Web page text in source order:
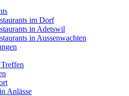
im Dorf
in Adetswil
in Aussenwachten
Anlässe